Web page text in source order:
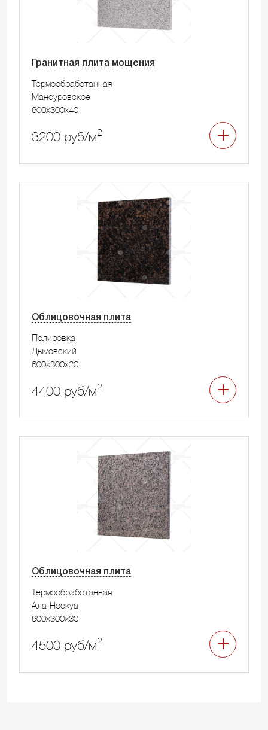
Гранитная плита мощения
Термообработанная
Мансуровское
600x300x40
3200 руб/м2
Облицовочная плита
Полировка
Дымовский
600x300x20
4400 руб/м2
Облицовочная плита
Термообработанная
Ала-Носкуа
600x300x30
4500 руб/м2